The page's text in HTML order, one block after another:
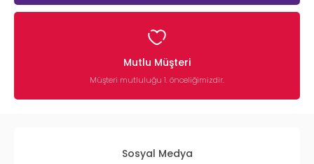
Mutlu Müşteri
Müşteri mutluluğu 1. önceliğimizdir.
Sosyal Medya